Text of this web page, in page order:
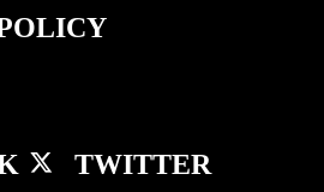
TWITTER